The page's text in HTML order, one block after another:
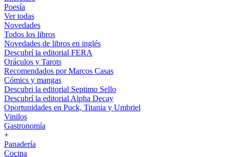
Poesía
Ver todas
Novedades
Todos los libros
Novedades de libros en inglés
Descubrí la editorial FERA
Oráculos y Tarots
Recomendados por Marcos Casas
Cómics y mangas
Descubri la editorial Septimo Sello
Descubrí la editorial Alpha Decay
Oportunidades en Puck, Titania y Umbriel
Vinilos
Gastronomía
+
Panadería
Cocina